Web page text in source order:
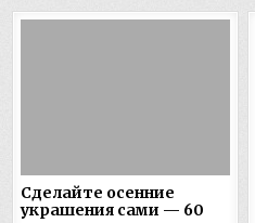
Сделайте осенние
украшения сами — 60